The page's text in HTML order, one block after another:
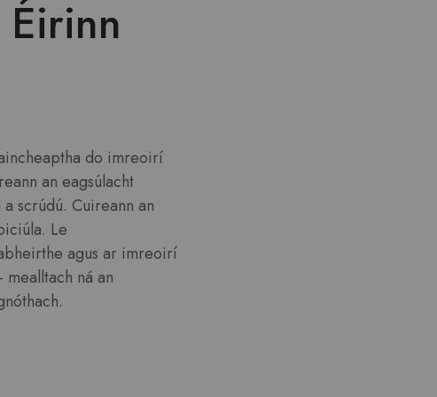
do imreoirí
an eagsúlacht
scrúdú. Cuireann an
Le
agus ar imreoirí
ná an